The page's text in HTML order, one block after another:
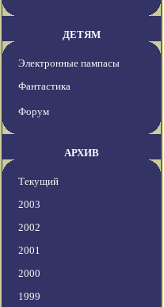
ДЕТЯМ
Электронные пампасы
Фантастика
Форум
АРХИВ
Текущий
2003
2002
2001
2000
1999